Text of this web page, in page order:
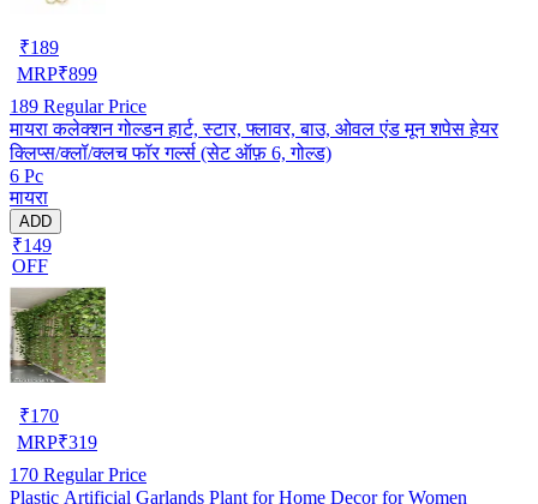
₹189
MRP₹899
189 Regular Price
मायरा कलेक्शन गोल्डन हार्ट, स्टार, फ्लावर, बाउ, ओवल एंड मून शपेस हेयर
क्लिप्स/क्लॉ/क्लच फॉर गर्ल्स (सेट ऑफ़ 6, गोल्ड)
6 Pc
मायरा
ADD
₹149
OFF
₹170
MRP₹319
170 Regular Price
Plastic Artificial Garlands Plant for Home Decor for Women